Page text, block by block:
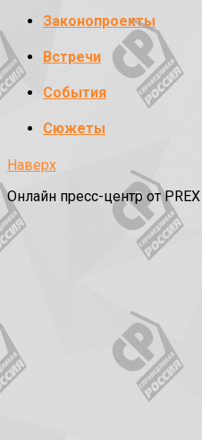
Законопроекты
Встречи
События
Сюжеты
Наверх
Онлайн пресс-центр от